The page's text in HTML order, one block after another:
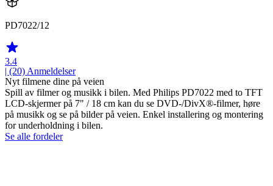
PD7022/12
3.4
| (20)Anmeldelser
Nyt filmene dine på veien
Spill av filmer og musikk i bilen. Med Philips PD7022 med to TFT
LCD-skjermer på 7" / 18 cm kan du se DVD-/DivX®-filmer, høre
på musikk og se på bilder på veien. Enkel installering og montering
for underholdning i bilen.
Se alle fordeler